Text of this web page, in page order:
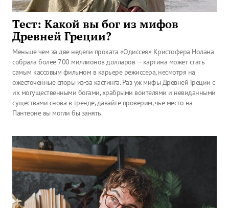
Тест: Какой вы бог из мифов
Древней Греции?
Меньше чем за две недели проката «Одиссея» Кристофера Нолана
собрала более 700 миллионов долларов — картина может стать
самым кассовым фильмом в карьере режиссера, несмотря на
ожесточенные споры из-за кастинга. Раз уж мифы Древней Греции с
их могущественными богами, храбрыми воителями и невиданными
существами снова в тренде, давайте проверим, чье место на
Пантеоне вы могли бы занять.